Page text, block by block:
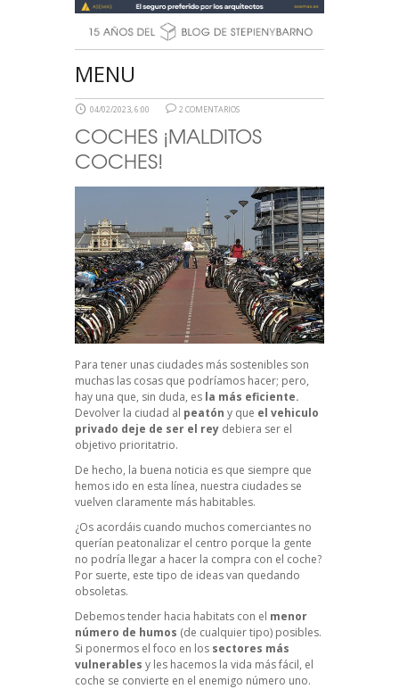
MENU
04/02/2023, 6:00 2 COMENTARIOS
COCHES ¡MALDITOS
COCHES!
Para tener unas ciudades más sostenibles son
muchas las cosas que podríamos hacer; pero,
hay una que, sin duda, es la más eficiente.
Devolver la ciudad al peatón y que el vehiculo
privado deje de ser el rey debiera ser el
objetivo prioritatrio.
De hecho, la buena noticia es que siempre que
hemos ido en esta línea, nuestra ciudades se
vuelven claramente más habitables.
¿Os acordáis cuando muchos comerciantes no
querían peatonalizar el centro porque la gente
no podría llegar a hacer la compra con el coche?
Por suerte, este tipo de ideas van quedando
obsoletas.
Debemos tender hacia habitats con el menor
número de humos (de cualquier tipo) posibles.
Si ponermos el foco en los sectores más
vulnerables y les hacemos la vida más fácil, el
coche se convierte en el enemigo número uno.